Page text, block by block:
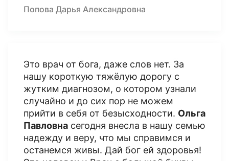
Попова Дарья Александровна
Это врач от бога, даже слов нет. За
нашу короткую тяжёлую дорогу с
жутким диагнозом, о котором узнали
случайно и до сих пор не можем
прийти в себя от безысходности. Ольга
Павловна сегодня внесла в нашу семью
надежду и веру, что мы справимся и
останемся живы. Дай бог ей здоровья!